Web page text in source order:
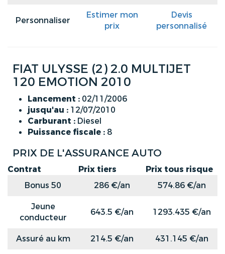
Personnaliser
Estimer mon
prix
Devis
personnalisé
FIAT ULYSSE (2) 2.0 MULTIJET
120 EMOTION 2010
Lancement : 02/11/2006
jusqu'au : 12/07/2010
Carburant : Diesel
Puissance fiscale : 8
PRIX DE L'ASSURANCE AUTO
Contrat Prix tiers
Prix tous risque
Bonus 50
286 €/an
574.86 €/an
Jeune
conducteur
643.5 €/an 1293.435 €/an
Assuré au km 214.5 €/an 431.145 €/an